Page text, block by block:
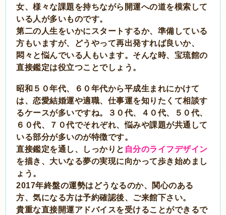
女、様々な課題を持ちながら開運への道を模索して
いる人が多いものです。
第二の人生をいかにスタートするか、準備している
方もいますが、どうやって再出発すれば良いか、
悶々と悩んでいる人もいます。そんな時、宝琉館の
直接鑑定は役立つことでしょう。
昭和５０年代、６０年代から平成生まれにかけて
は、恋愛結婚運や適職、仕事運を知りたくて相談す
るケースが多いですね。３０代、４０代、５０代、
６０代、７０代でそれぞれ、悩みや課題が共通して
いる部分が多いのが特徴です。
直接鑑定を通し、しっかりと 自分のライフデザイン
を描き、大いなる夢の実現に向かって歩き始めまし
ょう。
2017年終盤の運勢はどうなるのか、関心のある
方、気になる方は予約確認後、ご来館下さい。
貴重な直接開運アドバイスを受けることができるで